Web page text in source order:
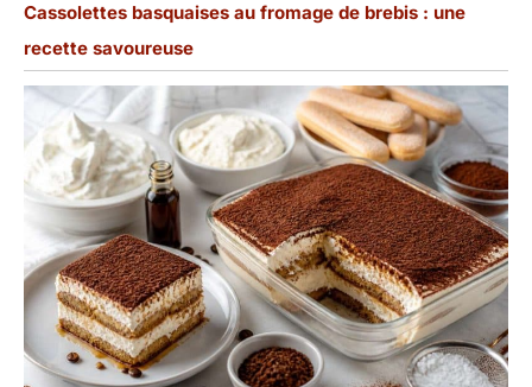
défauts, mais plutôt le
ancien
Cassolettes basquaises au fromage de brebis : une
recette savoureuse